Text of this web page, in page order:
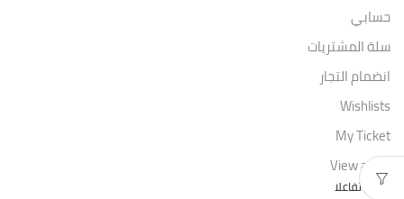
حسابي
سلة المشتريات
انضمام التجار
Wishlists
My Ticket
View a List
الأكثر تفاعلا